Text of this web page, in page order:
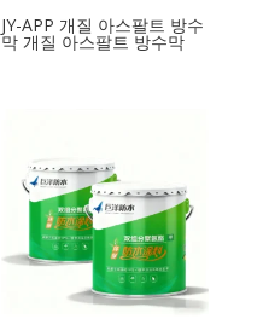
JY-APP 개질 아스팔트 방수
막 개질 아스팔트 방수막